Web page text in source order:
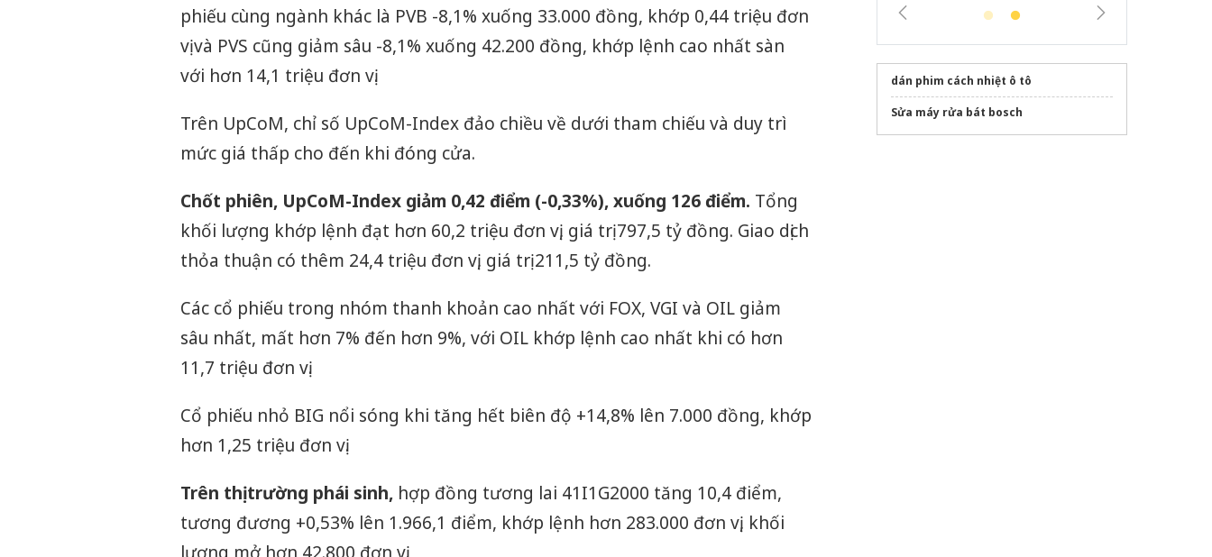
phiếu cùng ngành khác là PVB -8,1% xuống 33.000 đồng, khớp 0,44 triệu đơn
vị và PVS cũng giảm sâu -8,1% xuống 42.200 đồng, khớp lệnh cao nhất sàn
với hơn 14,1 triệu đơn vị.
Trên UpCoM, chỉ số UpCoM-Index đảo chiều về dưới tham chiếu và duy trì
mức giá thấp cho đến khi đóng cửa.
Chốt phiên, UpCoM-Index giảm 0,42 điểm (-0,33%), xuống 126 điểm. Tổng
khối lượng khớp lệnh đạt hơn 60,2 triệu đơn vị, giá trị 797,5 tỷ đồng. Giao dịch
thỏa thuận có thêm 24,4 triệu đơn vị, giá trị 211,5 tỷ đồng.
Các cổ phiếu trong nhóm thanh khoản cao nhất với FOX, VGI và OIL giảm
sâu nhất, mất hơn 7% đến hơn 9%, với OIL khớp lệnh cao nhất khi có hơn
11,7 triệu đơn vị.
Cổ phiếu nhỏ BIG nổi sóng khi tăng hết biên độ +14,8% lên 7.000 đồng, khớp
hơn 1,25 triệu đơn vị.
Trên thị trường phái sinh,hợp đồng tương lai 41I1G2000 tăng 10,4 điểm,
tương đương +0,53% lên 1.966,1 điểm, khớp lệnh hơn 283.000 đơn vị, khối
dán phim cách nhiệt ô tô
Sửa máy rửa bát bosch